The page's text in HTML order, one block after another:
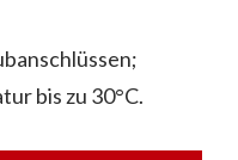
bis zu 30°C.